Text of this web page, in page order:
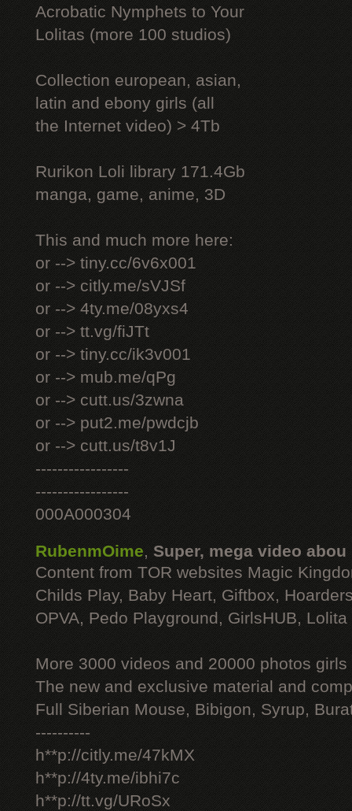
Acrobatic Nymрhеts to Your
Lоlitаs (more 100 studios)
Collection european, asian,
latin and ebony girls (all
the Internet video) > 4Tb
Rurikon Lоli library 171.4Gb
manga, game, anime, 3D
This and much more here:
or --> tiny.cc/6v6x001
or --> citly.me/sVJSf
or --> 4ty.me/08yxs4
or --> tt.vg/fiJTt
or --> tiny.cc/ik3v001
or --> mub.me/qPg
or --> cutt.us/3zwna
or --> put2.me/pwdcjb
or --> cutt.us/t8v1J
-----------------
-----------------
000A000304
RubenmOime, Super, mega video abou
Content from TOR websites Magic
Childs Play, Baby Heart, Giftbox,
OPVA, Pedo Playground, GirlsHUB, Lolita
More 3000 videos and 20000 photos
The new and exclusive material and
Full Siberian Mouse, Bibigon, Syrup,
----------
h**p://citly.me/47kMX
h**p://4ty.me/ibhi7c
h**p://tt.vg/URoSx